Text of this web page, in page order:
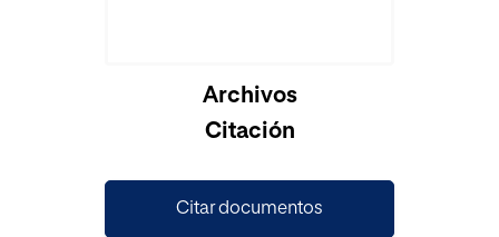
Archivos
Citación
Citar documentos